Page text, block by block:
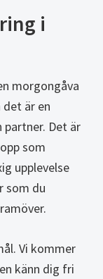
i
morgongåva
är en
Det är
som
upplevelse
som du
Vi kommer
känn dig fri